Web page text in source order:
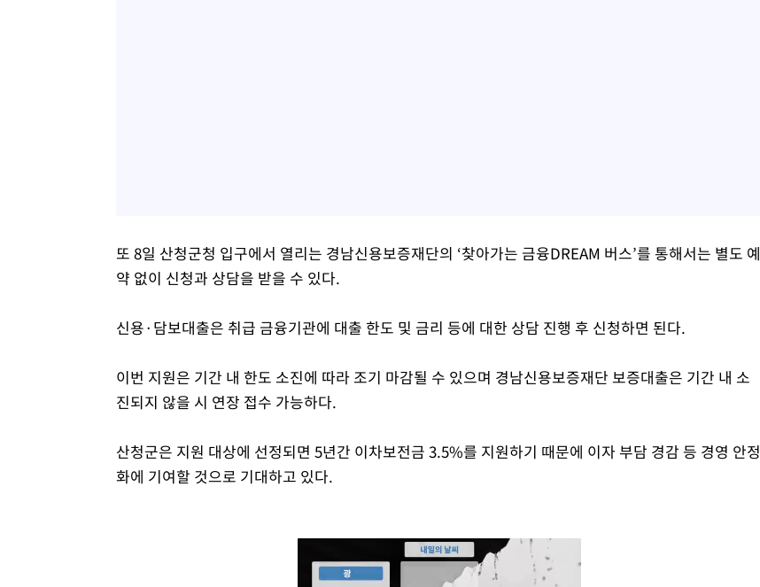
또 8일 산청군청 입구에서 열리는 경남신용보증재단의 ‘찾아가는 금융DREAM 버스’를 통해서는 별도 예
약 없이 신청과 상담을 받을 수 있다.
신용·담보대출은 취급 금융기관에 대출 한도 및 금리 등에 대한 상담 진행 후 신청하면 된다.
이번 지원은 기간 내 한도 소진에 따라 조기 마감될 수 있으며 경남신용보증재단 보증대출은 기간 내 소
진되지 않을 시 연장 접수 가능하다.
산청군은 지원 대상에 선정되면 5년간 이차보전금 3.5%를 지원하기 때문에 이자 부담 경감 등 경영 안정
화에 기여할 것으로 기대하고 있다.